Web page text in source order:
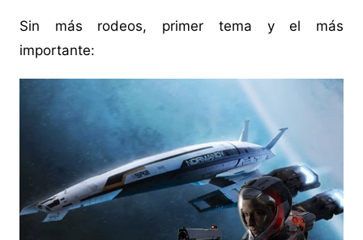
Sin más rodeos, primer tema y el más
importante: